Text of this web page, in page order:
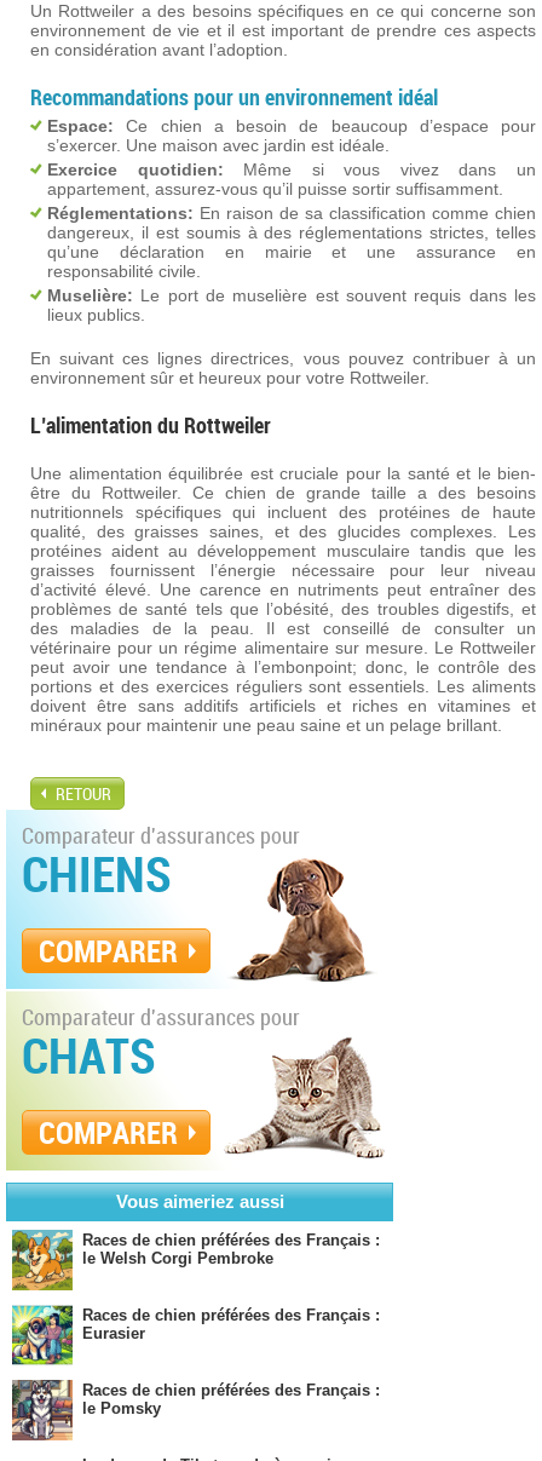
Un Rottweiler a des besoins spécifiques en ce qui concerne son
environnement de vie et il est important de prendre ces aspects
en considération avant l’adoption.
Recommandations pour un environnement idéal
Espace: Ce chien a besoin de beaucoup d’espace pour
s’exercer. Une maison avec jardin est idéale.
Exercice quotidien: Même si vous vivez dans un
appartement, assurez-vous qu’il puisse sortir suffisamment.
Réglementations: En raison de sa classification comme chien
dangereux, il est soumis à des réglementations strictes, telles
qu’une déclaration en mairie et une assurance en
responsabilité civile.
Muselière: Le port de muselière est souvent requis dans les
lieux publics.
En suivant ces lignes directrices, vous pouvez contribuer à un
environnement sûr et heureux pour votre Rottweiler.
L’alimentation du Rottweiler
Une alimentation équilibrée est cruciale pour la santé et le bien-
être du Rottweiler. Ce chien de grande taille a des besoins
nutritionnels spécifiques qui incluent des protéines de haute
qualité, des graisses saines, et des glucides complexes. Les
protéines aident au développement musculaire tandis que les
graisses fournissent l’énergie nécessaire pour leur niveau
d’activité élevé. Une carence en nutriments peut entraîner des
problèmes de santé tels que l’obésité, des troubles digestifs, et
des maladies de la peau. Il est conseillé de consulter un
vétérinaire pour un régime alimentaire sur mesure. Le Rottweiler
peut avoir une tendance à l’embonpoint; donc, le contrôle des
portions et des exercices réguliers sont essentiels. Les aliments
doivent être sans additifs artificiels et riches en vitamines et
minéraux pour maintenir une peau saine et un pelage brillant.
RETOUR
Comparateur d'assurances pour
CHIENS
COMPARER
Comparateur d'assurances pour
CHATS
COMPARER
Vous aimeriez aussi
Races de chien préférées des Français :
le Welsh Corgi Pembroke
Races de chien préférées des Français :
Eurasier
Races de chien préférées des Français :
le Pomsky